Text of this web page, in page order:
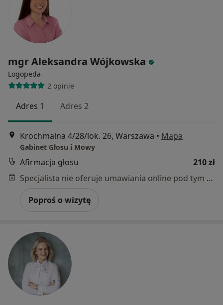
mgr Aleksandra Wójkowska
Logopeda
2 opinie
Adres 1 Adres 2
Krochmalna 4/28/lok. 26, Warszawa • Mapa
Gabinet Głosu i Mowy
Afirmacja głosu
210 zł
Specjalista nie oferuje umawiania online pod tym adresem.
Poproś o wizytę